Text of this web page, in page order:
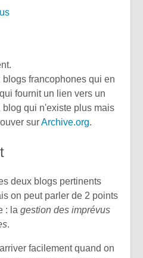
francophones qui en
qui fournit un lien vers un
blog qui n'existe plus mais
surArchive.org.
deux blogs pertinents
on peut parler de 2 points
: la gestion des imprévus
.
facilement quand on